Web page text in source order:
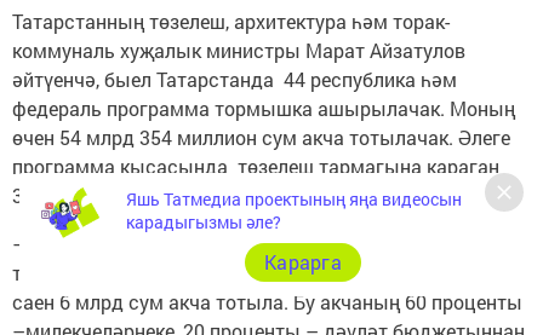
Татарстанның төзелеш, архитектура һәм торак-
коммуналь хуҗалык министры Марат Айзатулов
әйтүенчә, быел Татарстанда 44 республика һәм
федераль программа тормышка ашырылачак. Моның
өчен 54 млрд 354 миллион сум акча тотылачак. Әлеге
программа кысасында төзелеш тармагына караган
3495 объект та бар.
– Быел Татарстанда 751 күпфатирлы йорт капиталь
төзекләндереләчәк. Капиталь төзекләндерү өчен ел
саен 6 млрд сум акча тотыла. Бу акчаның 60 проценты
Яшь Татмедиа проектының яңа видеосын
карадыгызмы әле?
Карарга